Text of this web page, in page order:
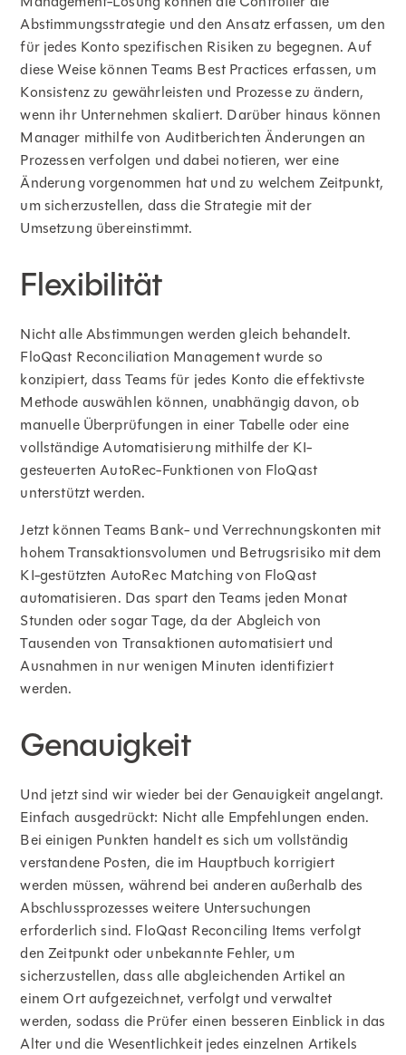
Abstimmungsstrategie und den Ansatz erfassen, um den
für jedes Konto spezifischen Risiken zu begegnen. Auf
diese Weise können Teams Best Practices erfassen, um
Konsistenz zu gewährleisten und Prozesse zu ändern,
wenn ihr Unternehmen skaliert. Darüber hinaus können
Manager mithilfe von Auditberichten Änderungen an
Prozessen verfolgen und dabei notieren, wer eine
Änderung vorgenommen hat und zu welchem Zeitpunkt,
um sicherzustellen, dass die Strategie mit der
Umsetzung übereinstimmt.
Flexibilität
Nicht alle Abstimmungen werden gleich behandelt.
FloQast Reconciliation Management wurde so
konzipiert, dass Teams für jedes Konto die effektivste
Methode auswählen können, unabhängig davon, ob
manuelle Überprüfungen in einer Tabelle oder eine
vollständige Automatisierung mithilfe der KI-
gesteuerten AutoRec-Funktionen von FloQast
unterstützt werden.
Jetzt können Teams Bank- und Verrechnungskonten mit
hohem Transaktionsvolumen und Betrugsrisiko mit dem
KI-gestützten AutoRec Matching von FloQast
automatisieren. Das spart den Teams jeden Monat
Stunden oder sogar Tage, da der Abgleich von
Tausenden von Transaktionen automatisiert und
Ausnahmen in nur wenigen Minuten identifiziert
werden.
Genauigkeit
Und jetzt sind wir wieder bei der Genauigkeit angelangt.
Einfach ausgedrückt: Nicht alle Empfehlungen enden.
Bei einigen Punkten handelt es sich um vollständig
verstandene Posten, die im Hauptbuch korrigiert
werden müssen, während bei anderen außerhalb des
Abschlussprozesses weitere Untersuchungen
erforderlich sind. FloQast Reconciling Items verfolgt
den Zeitpunkt oder unbekannte Fehler, um
sicherzustellen, dass alle abgleichenden Artikel an
einem Ort aufgezeichnet, verfolgt und verwaltet
werden, sodass die Prüfer einen besseren Einblick in das
Alter und die Wesentlichkeit jedes einzelnen Artikels